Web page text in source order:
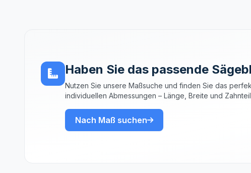
Haben Sie das passende
Nutzen Sie unsere Maßsuche und finden Sie das
individuellen Abmessungen – Länge, Breite und
Nach Maß suchen